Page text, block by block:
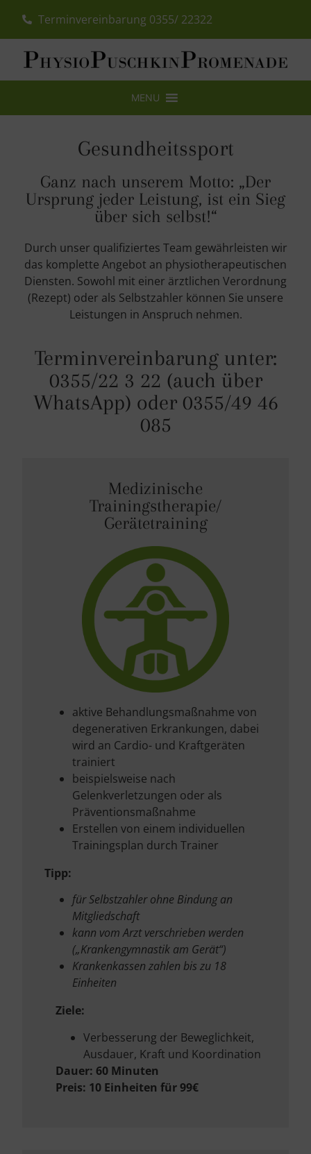
Terminvereinbarung 0355/ 22322
MENU
Gesundheitssport
Ganz nach unserem Motto: „Der
Ursprung jeder Leistung, ist ein Sieg
über sich selbst!“
Durch unser qualifiziertes Team gewährleisten wir
das komplette Angebot an physiotherapeutischen
Diensten. Sowohl mit einer ärztlichen Verordnung
(Rezept) oder als Selbstzahler können Sie unsere
Leistungen in Anspruch nehmen.
Terminvereinbarung unter:
0355/22 3 22 (auch über
WhatsApp) oder 0355/49 46
085
Medizinische
Trainingstherapie/
Gerätetraining
aktive Behandlungsmaßnahme von
degenerativen Erkrankungen, dabei
wird an Cardio- und Kraftgeräten
trainiert
beispielsweise nach
Gelenkverletzungen oder als
Präventionsmaßnahme
Erstellen von einem individuellen
Trainingsplan durch Trainer
Tipp:
für Selbstzahler ohne Bindung an
Mitgliedschaft
kann vom Arzt verschrieben werden
(„Krankengymnastik am Gerät“)
Krankenkassen zahlen bis zu 18
Einheiten
Ziele:
Verbesserung der Beweglichkeit,
Ausdauer, Kraft und Koordination
Dauer: 60 Minuten
Preis: 10 Einheiten für 99€